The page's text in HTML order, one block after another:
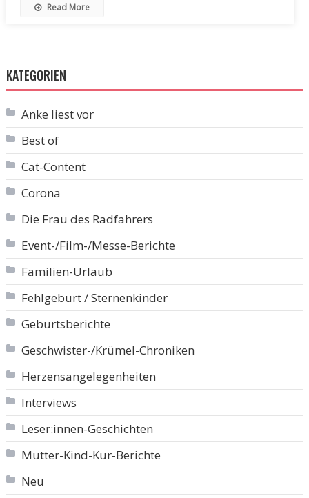
Read More
KATEGORIEN
Anke liest vor
Best of
Cat-Content
Corona
Die Frau des Radfahrers
Event-/Film-/Messe-Berichte
Familien-Urlaub
Fehlgeburt / Sternenkinder
Geburtsberichte
Geschwister-/Krümel-Chroniken
Herzensangelegenheiten
Interviews
Leser:innen-Geschichten
Mutter-Kind-Kur-Berichte
Neu